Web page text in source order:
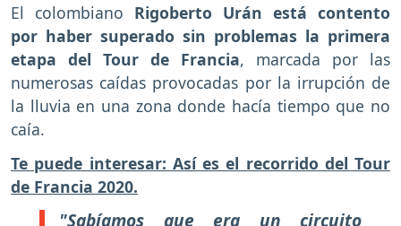
El colombiano Rigoberto Urán está contento
por haber superado sin problemas la primera
etapa del Tour de Francia, marcada por las
numerosas caídas provocadas por la irrupción de
la lluvia en una zona donde hacía tiempo que no
caía.
Te puede interesar: Así es el recorrido del Tour
de Francia 2020.
"Sabíamos que era un circuito